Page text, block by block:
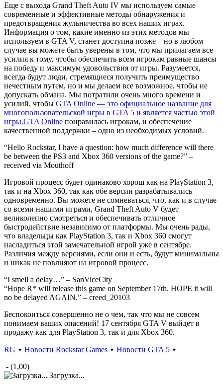
Еще с выхода Grand Theft Auto IV мы используем самые
современные и эффективные методы обнаружения и
предотвращения жульничества во всех наших играх.
Информация о том, какие именно из этих методов мы
используем в GTA V, станет доступна позже – но в любом
случае вы можете быть уверены в том, что мы прилагаем все
усилия к тому, чтобы обеспечить всем игрокам равные шансы
на победу и максимум удовольствия от игры. Разумеется,
всегда будут люди, стремящиеся получить преимущество
нечестным путем, но и мы делаем все возможное, чтобы не
допускать обмана. Мы потратили очень много времени и
усилий, чтобы GTA Online — это официальное название для
многопользовательской игры в GTA 5 и является частью этой
игры.GTA Online понравилась игрокам, и обеспечение
качественной поддержки – одно из необходимых условий.
“Hello Rockstar, I have a question: how much difference will there
be between the PS3 and Xbox 360 versions of the game?” –
received via Mouthoff
Игровой процесс будет одинаково хорош как на PlayStation 3,
так и на Xbox 360, так как обе версии разрабатывались
одновременно. Вы можете не сомневаться, что, как и в случае
со всеми нашими играми, Grand Theft Auto V будет
великолепно смотреться и обеспечивать отличное
быстродействие независимо от платформы. Мы очень рады,
что владельцы как PlayStation 3, так и Xbox 360 смогут
насладиться этой замечательной игрой уже в сентябре.
Различия между версиями, если они и есть, будут минимальны
и никак не повлияют на игровой процесс.
“I smell a delay…” – SanViceCity
“Hope R* will release this game on September 17th. HOPE it will
no be delayed AGAIN.” – creed_20103
Беспокоиться совершенно не о чем, так что мы не совсем
понимаем ваших опасений! 17 сентября GTA V выйдет в
продажу как для PlayStation 3, так и для Xbox 360.
RG ⋆ Новости Rockstar Games ⋆ Новости GTA 5 ⋆
- (1,00)
Загрузка...